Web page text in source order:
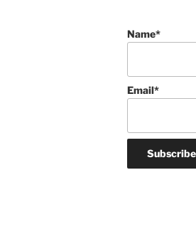
Name*
Email*